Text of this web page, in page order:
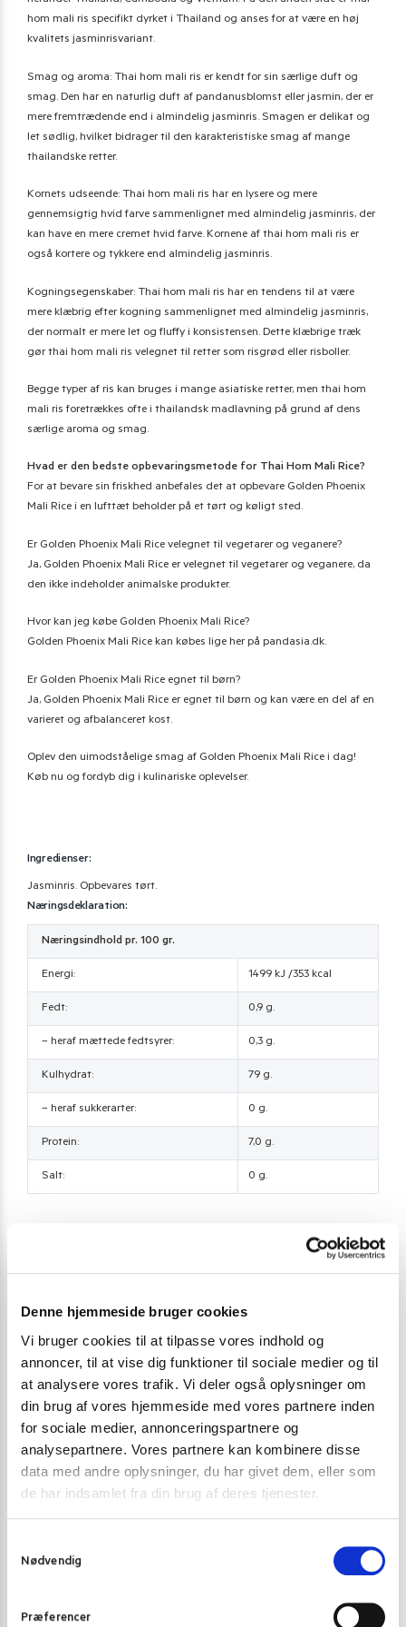
Denne hjemmeside bruger cookies
Vi bruger cookies til at tilpasse vores indhold og
annoncer, til at vise dig funktioner til sociale medier og til
at analysere vores trafik. Vi deler også oplysninger om
din brug af vores hjemmeside med vores partnere inden
for sociale medier, annonceringspartnere og
analysepartnere. Vores partnere kan kombinere disse
data med andre oplysninger, du har givet dem, eller som
de har indsamlet fra din brug af deres tjenester.
Nødvendig
Præferencer
hom mali ris specifikt dyrket i Thailand og anses for at være en høj
kvalitets jasminrisvariant.
Smag og aroma: Thai hom mali ris er kendt for sin særlige duft og
smag. Den har en naturlig duft af pandanusblomst eller jasmin, der er
mere fremtrædende end i almindelig jasminris. Smagen er delikat og
let sødlig, hvilket bidrager til den karakteristiske smag af mange
thailandske retter.
Kornets udseende: Thai hom mali ris har en lysere og mere
gennemsigtig hvid farve sammenlignet med almindelig jasminris, der
kan have en mere cremet hvid farve. Kornene af thai hom mali ris er
også kortere og tykkere end almindelig jasminris.
Kogningsegenskaber: Thai hom mali ris har en tendens til at være
mere klæbrig efter kogning sammenlignet med almindelig jasminris,
der normalt er mere let og fluffy i konsistensen. Dette klæbrige træk
gør thai hom mali ris velegnet til retter som risgrød eller risboller.
Begge typer af ris kan bruges i mange asiatiske retter, men thai hom
mali ris foretrækkes ofte i thailandsk madlavning på grund af dens
særlige aroma og smag.
Hvad er den bedste opbevaringsmetode for Thai Hom Mali Rice?
For at bevare sin friskhed anbefales det at opbevare Golden Phoenix
Mali Rice i en lufttæt beholder på et tørt og køligt sted.
Er Golden Phoenix Mali Rice velegnet til vegetarer og veganere?
Ja, Golden Phoenix Mali Rice er velegnet til vegetarer og veganere, da
den ikke indeholder animalske produkter.
Hvor kan jeg købe Golden Phoenix Mali Rice?
Golden Phoenix Mali Rice kan købes lige her på pandasia.dk.
Er Golden Phoenix Mali Rice egnet til børn?
Ja, Golden Phoenix Mali Rice er egnet til børn og kan være en del af en
varieret og afbalanceret kost.
Oplev den uimodståelige smag af Golden Phoenix Mali Rice i dag!
Køb nu og fordyb dig i kulinariske oplevelser.
Ingredienser:
Jasminris. Opbevares tørt.
Næringsdeklaration:
Næringsindhold pr. 100 gr.
Energi: 1499 kJ /353 kcal
Fedt: 0,9 g.
– heraf mættede fedtsyrer: 0,3 g.
Kulhydrat: 79 g.
– heraf sukkerarter: 0 g.
Protein: 7,0 g.
Salt: 0 g.
Brand
Allergier - Fri for
Sennep, Sesam, Skaldyr, Soja, Sulfitter, Æg
Nudler
Vær den første til at anmelde “Jasminris Thai Hom